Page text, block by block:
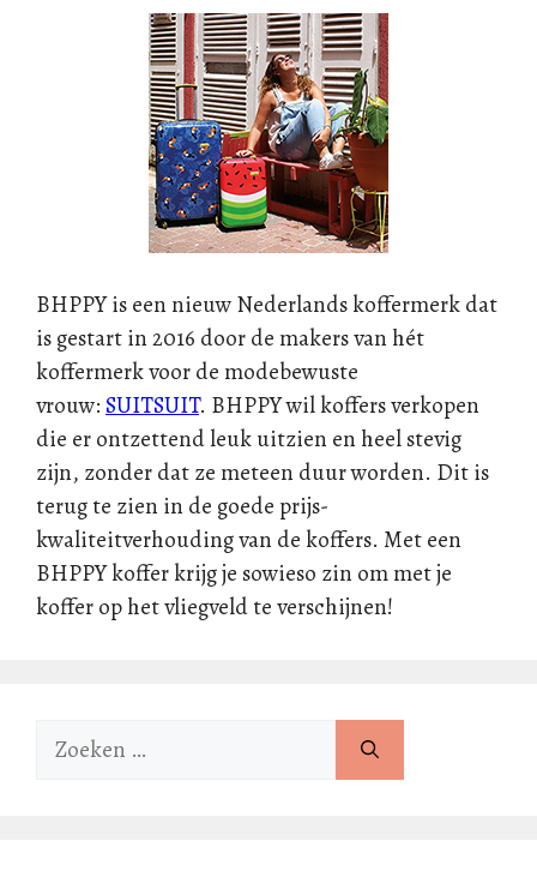
BHPPY is een nieuw Nederlands koffermerk dat
is gestart in 2016 door de makers van hét
koffermerk voor de modebewuste
vrouw:SUITSUIT. BHPPY wil koffers verkopen
die er ontzettend leuk uitzien en heel stevig
zijn, zonder dat ze meteen duur worden. Dit is
terug te zien in de goede prijs-
kwaliteitverhouding van de koffers. Met een
BHPPY koffer krijg je sowieso zin om met je
koffer op het vliegveld te verschijnen!
Zoek